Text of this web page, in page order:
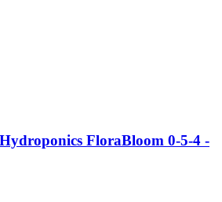
FloraBloom 0-5-4 -